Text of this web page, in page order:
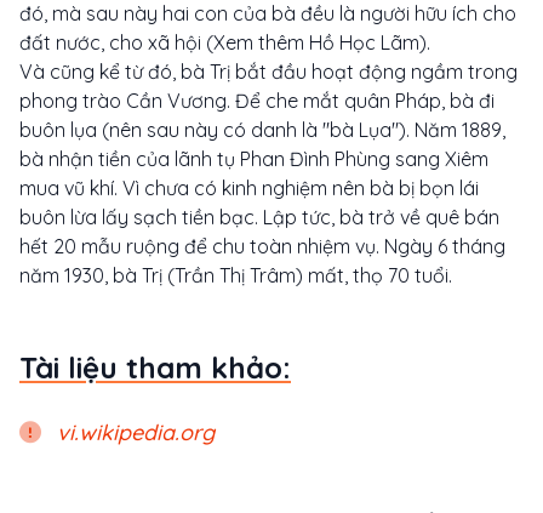
đó, mà sau này hai con của bà đều là người hữu ích cho
đất nước, cho xã hội (Xem thêm Hồ Học Lãm).
Và cũng kể từ đó, bà Trị bắt đầu hoạt động ngầm trong
phong trào Cần Vương. Để che mắt quân Pháp, bà đi
buôn lụa (nên sau này có danh là "bà Lụa"). Năm 1889,
bà nhận tiền của lãnh tụ Phan Đình Phùng sang Xiêm
mua vũ khí. Vì chưa có kinh nghiệm nên bà bị bọn lái
buôn lừa lấy sạch tiền bạc. Lập tức, bà trở về quê bán
hết 20 mẫu ruộng để chu toàn nhiệm vụ. Ngày 6 tháng
năm 1930, bà Trị (Trần Thị Trâm) mất, thọ 70 tuổi.
Tài liệu tham khảo:
vi.wikipedia.org